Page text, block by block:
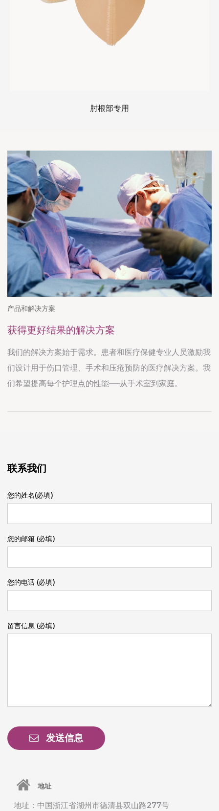
肘根部专用
产品和解决方案
获得更好结果的解决方案
我们的解决方案始于需求。患者和医疗保健专业人员激励我
们设计用于伤口管理、手术和压疮预防的医疗解决方案。我
们希望提高每个护理点的性能——从手术室到家庭。
联系我们
您的姓名(必填)
您的邮箱 (必填)
您的电话 (必填)
留言信息 (必填)
发送信息
地址
地址：中国浙江省湖州市德清县双山路277号